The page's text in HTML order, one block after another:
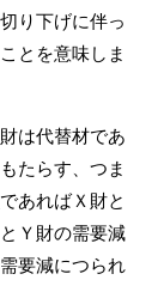
り下げに伴っ
とを意味しま
は代替材であ
たらす、つま
あればＸ財と
Ｙ財の需要減
要減につられ